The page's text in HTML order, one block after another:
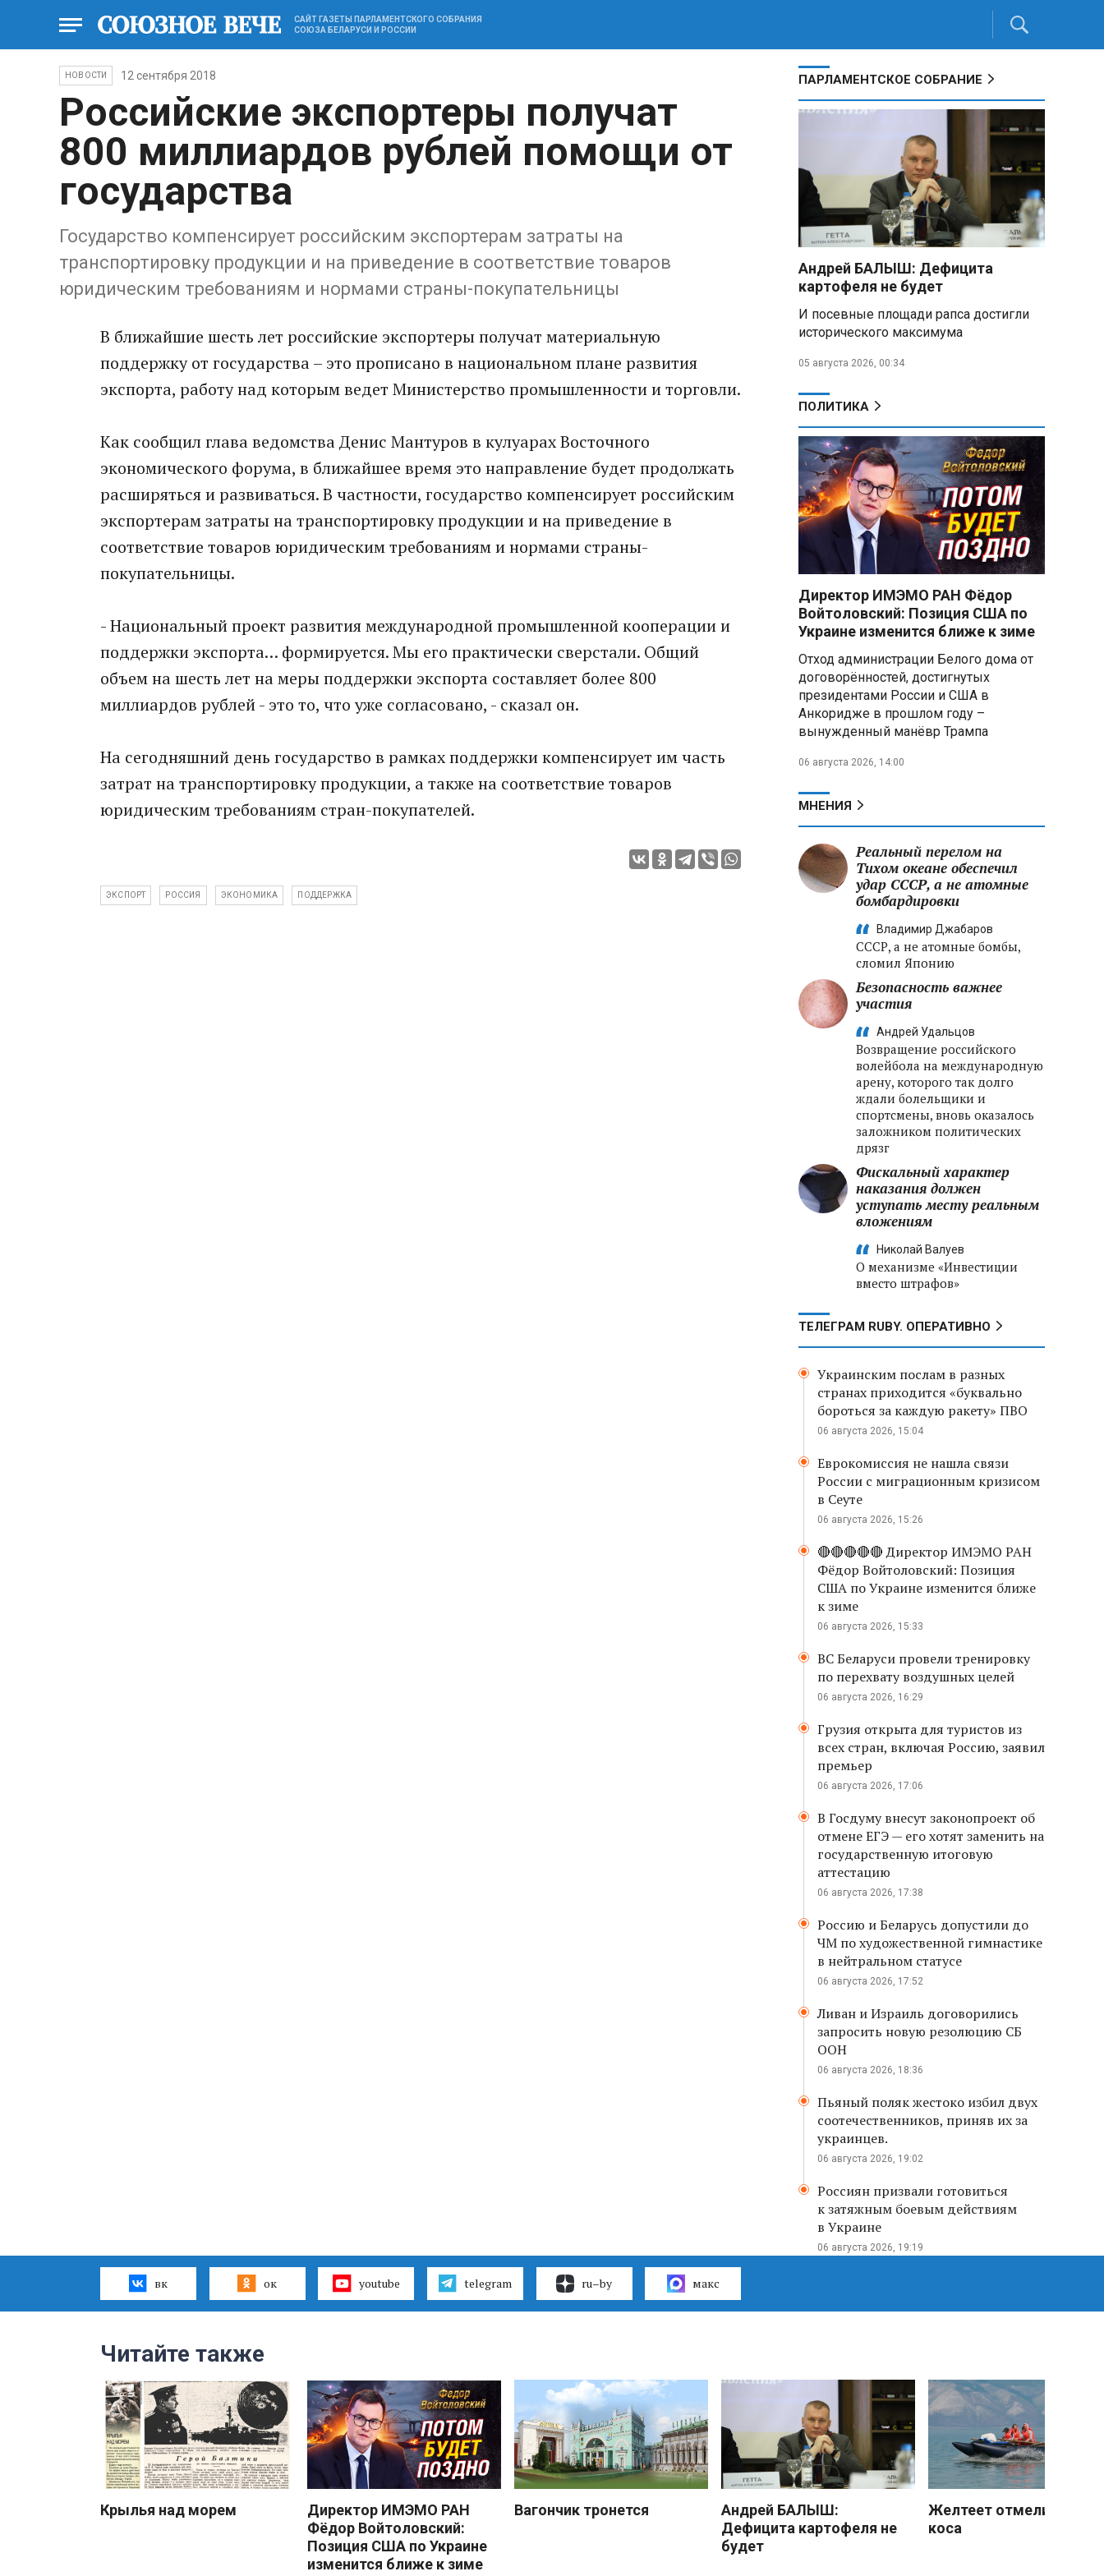
САЙТ ГАЗЕТЫ ПАРЛАМЕНТСКОГО СОБРАНИЯ
СОЮЗА БЕЛАРУСИ И РОССИИ
НОВОСТИ 12 сентября 2018
Российские экспортеры получат
800 миллиардов рублей помощи от
государства
Государство компенсирует российским экспортерам затраты на
транспортировку продукции и на приведение в соответствие товаров
юридическим требованиям и нормами страны-покупательницы
В ближайшие шесть лет российские экспортеры получат материальную
поддержку от государства – это прописано в национальном плане развития
экспорта, работу над которым ведет Министерство промышленности и торговли.
Как сообщил глава ведомства Денис Мантуров в кулуарах Восточного
экономического форума, в ближайшее время это направление будет продолжать
расширяться и развиваться. В частности, государство компенсирует российским
экспортерам затраты на транспортировку продукции и на приведение в
соответствие товаров юридическим требованиям и нормами страны-
покупательницы.
- Национальный проект развития международной промышленной кооперации и
поддержки экспорта… формируется. Мы его практически сверстали. Общий
объем на шесть лет на меры поддержки экспорта составляет более 800
миллиардов рублей - это то, что уже согласовано, - сказал он.
На сегодняшний день государство в рамках поддержки компенсирует им часть
затрат на транспортировку продукции, а также на соответствие товаров
юридическим требованиям стран-покупателей.
ЭКСПОРТ РОССИЯ ЭКОНОМИКА ПОДДЕРЖКА
ПАРЛАМЕНТСКОЕ СОБРАНИЕ
Андрей БАЛЫШ: Дефицита
картофеля не будет
И посевные площади рапса достигли
исторического максимума
05 августа 2026, 00:34
ПОЛИТИКА
Директор ИМЭМО РАН Фёдор
Войтоловский: Позиция США по
Украине изменится ближе к зиме
Отход администрации Белого дома от
договорённостей, достигнутых
президентами России и США в
Анкоридже в прошлом году –
вынужденный манёвр Трампа
06 августа 2026, 14:00
МНЕНИЯ
Реальный перелом на
Тихом океане обеспечил
удар СССР, а не атомные
бомбардировки
Владимир Джабаров
СССР, а не атомные бомбы,
сломил Японию
Безопасность важнее
участия
Андрей Удальцов
Возвращение российского
волейбола на международную
арену, которого так долго
ждали болельщики и
спортсмены, вновь оказалось
заложником политических
дрязг
Фискальный характер
наказания должен
уступать месту реальным
вложениям
Николай Валуев
О механизме «Инвестиции
вместо штрафов»
ТЕЛЕГРАМ RUBY. ОПЕРАТИВНО
Украинским послам в разных
странах приходится «буквально
бороться за каждую ракету» ПВО
06 августа 2026, 15:04
Еврокомиссия не нашла связи
России с миграционным кризисом
в Сеуте
06 августа 2026, 15:26
🔴🔴🔴🔴🔴 Директор ИМЭМО РАН
Фёдор Войтоловский: Позиция
США по Украине изменится ближе
к зиме
06 августа 2026, 15:33
ВС Беларуси провели тренировку
по перехвату воздушных целей
06 августа 2026, 16:29
Грузия открыта для туристов из
всех стран, включая Россию, заявил
премьер
06 августа 2026, 17:06
В Госдуму внесут законопроект об
отмене ЕГЭ — его хотят заменить на
государственную итоговую
аттестацию
06 августа 2026, 17:38
Россию и Беларусь допустили до
ЧМ по художественной гимнастике
в нейтральном статусе
06 августа 2026, 17:52
Ливан и Израиль договорились
запросить новую резолюцию СБ
ООН
06 августа 2026, 18:36
Пьяный поляк жестоко избил двух
соотечественников, приняв их за
украинцев.
06 августа 2026, 19:02
Россиян призвали готовиться
к затяжным боевым действиям
в Украине
06 августа 2026, 19:19
вк ок youtube telegram ru–by макс
Читайте также
Крылья над морем
Директор ИМЭМО РАН
Фёдор Войтоловский:
Позиция США по Украине
изменится ближе к зиме
Вагончик тронется
Андрей БАЛЫШ:
Дефицита картофеля не
будет
Желтеет отмели
коса